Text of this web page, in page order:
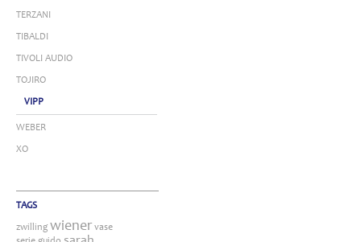
TERZANI
TIBALDI
TIVOLI AUDIO
TOJIRO
VIPP
WEBER
XO
TAGS
zwilling wiener vase